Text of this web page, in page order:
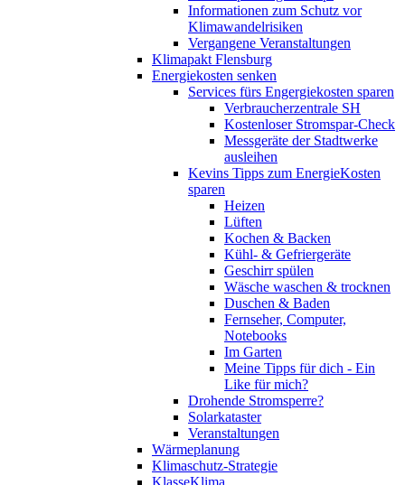
Informationen zum Schutz vor
Klimawandelrisiken
Vergangene Veranstaltungen
Klimapakt Flensburg
Energiekosten senken
Services fürs Engergiekosten sparen
Verbraucherzentrale SH
Kostenloser Stromspar-Check
Messgeräte der Stadtwerke
ausleihen
Kevins Tipps zum EnergieKosten
sparen
Heizen
Lüften
Kochen & Backen
Kühl- & Gefriergeräte
Geschirr spülen
Wäsche waschen & trocknen
Duschen & Baden
Fernseher, Computer,
Notebooks
Im Garten
Meine Tipps für dich - Ein
Like für mich?
Drohende Stromsperre?
Solarkataster
Veranstaltungen
Wärmeplanung
Klimaschutz-Strategie
KlasseKlima